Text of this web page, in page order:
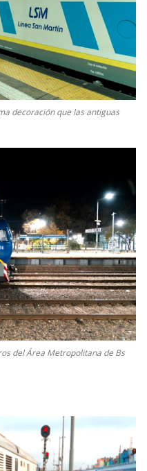
decoración que las antiguas
del Área Metropolitana de Bs